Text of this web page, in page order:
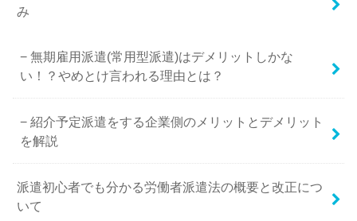
み
無期雇用派遣(常用型派遣)はデメリットしかな
い！？やめとけ言われる理由とは？
紹介予定派遣をする企業側のメリットとデメリット
を解説
派遣初心者でも分かる労働者派遣法の概要と改正につ
いて